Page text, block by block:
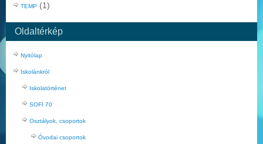
TEMP (1)
Oldaltérkép
Nyitólap
Iskolánkról
Iskolatörténet
SOFI 70
Osztályok, csoportok
Óvodai csoportok